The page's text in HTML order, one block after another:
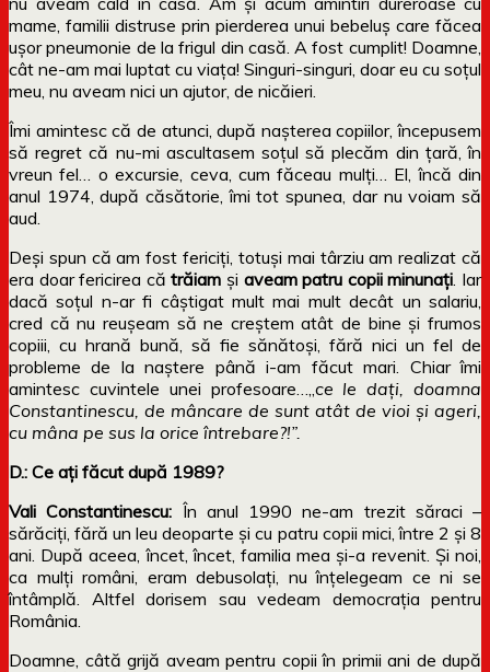
mame, familii distruse prin pierderea unui bebeluș care făcea
ușor pneumonie de la frigul din casă. A fost cumplit! Doamne,
cât ne-am mai luptat cu viața! Singuri-singuri, doar eu cu soțul
meu, nu aveam nici un ajutor, de nicăieri.
Îmi amintesc că de atunci, după nașterea copiilor, începusem
să regret că nu-mi ascultasem soțul să plecăm din țară, în
vreun fel… o excursie, ceva, cum făceau mulți… El, încă din
anul 1974, după căsătorie, îmi tot spunea, dar nu voiam să
aud.
Deși spun că am fost fericiți, totuși mai târziu am realizat că
era doar fericirea cătrăiam și aveam patru copii minunați . Iar
dacă soțul n-ar fi câștigat mult mai mult decât un salariu,
cred că nu reușeam să ne creștem atât de bine și frumos
copiii, cu hrană bună, să fie sănătoși, fără nici un fel de
probleme de la naștere până i-am făcut mari. Chiar îmi
amintesc cuvintele unei profesoare…„ ce le dați, doamna
Constantinescu, de mâncare de sunt atât de vioi și ageri,
cu mâna pe sus la orice întrebare?!”.
D.: Ce ați făcut după 1989?
Vali Constantinescu: În anul 1990 ne-am trezit săraci –
sărăciți, fără un leu deoparte și cu patru copii mici, între 2 și 8
ani. După aceea, încet, încet, familia mea și-a revenit. Și noi,
ca mulți români, eram debusolați, nu înțelegeam ce ni se
întâmplă. Altfel dorisem sau vedeam democrația pentru
România.
Doamne, câtă grijă aveam pentru copii în primii ani de după